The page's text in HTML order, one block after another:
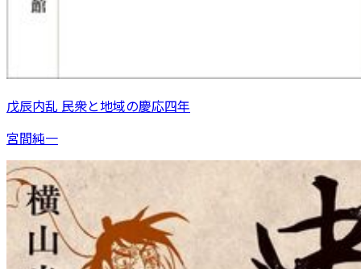
戊辰内乱 民衆と地域の慶応四年
宮間純一